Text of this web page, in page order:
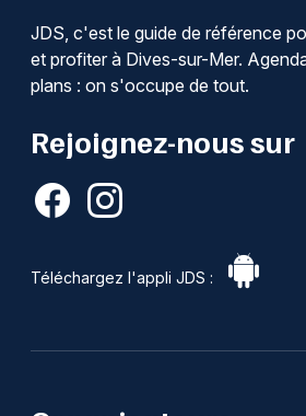
JDS, c'est le guide de référence
et profiter à Dives-sur-Mer.
plans : on s'occupe de tout.
Rejoignez-nous sur
Téléchargez l'appli JDS :